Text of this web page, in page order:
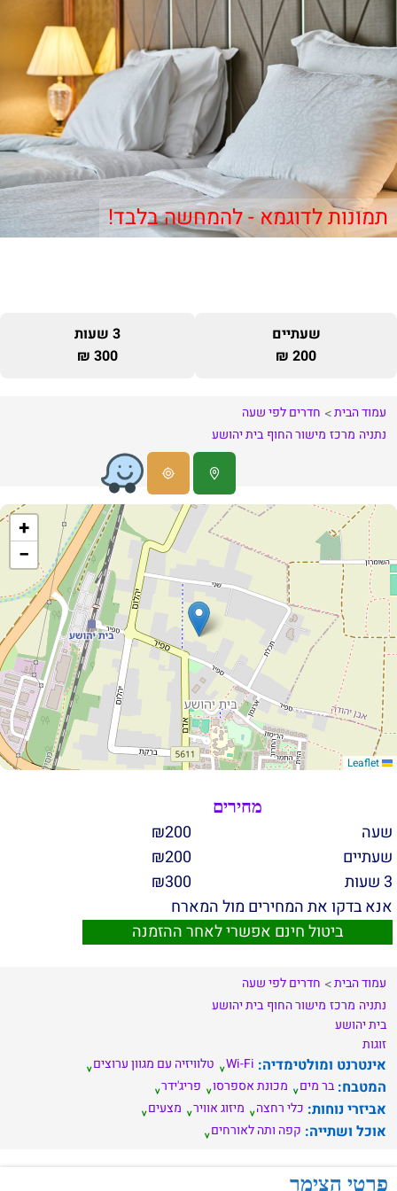
תמונות לדוגמא - להמחשה בלבד!
שעתיים
200 ₪
3 שעות
300 ₪
עמוד הבית
חדרים לפי שעה
נתניה מרכז מישור החוף בית יהושע
+
−
מחירים
שעה 200
₪
שעתיים
200
₪
3 שעות
300
₪
אנא בדקו את המחירים מול המארח
ביטול חינם אפשרי לאחר ההזמנה
עמוד הבית
חדרים לפי שעה
נתניה מרכז מישור החוף בית יהושע
בית יהושע
זוגות
אינטרנט ומולטימדיה: Wi-Fi טלוויזיה עם מגוון ערוצים
המטבח: בר מים מכונת אספרסו פריג'ידר
אביזרי נוחות: כלי רחצה מיזוג אוויר מצעים
אוכל ושתייה: קפה ותה לאורחים
פרטי הצימר